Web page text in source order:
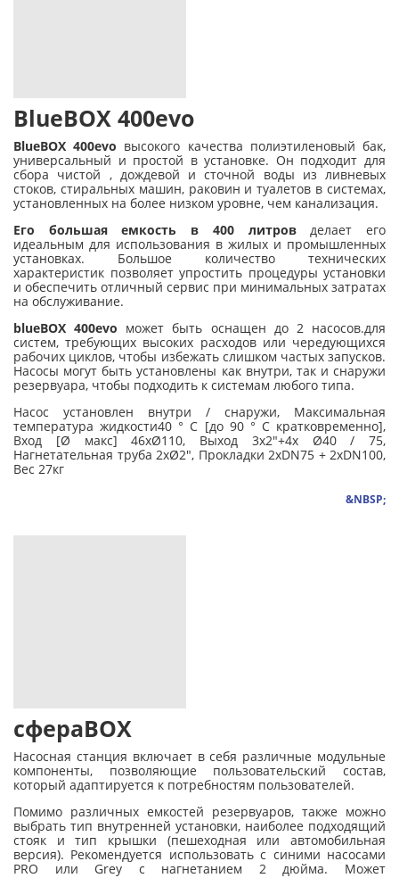
BlueBOX 400evo
BlueBOX 400evo высокого качества полиэтиленовый бак,
универсальный и простой в установке. Он подходит для
сбора чистой , дождевой и сточной воды из ливневых
стоков, стиральных машин, раковин и туалетов в системах,
установленных на более низком уровне, чем канализация.
Его большая емкость в 400 литровделает его
идеальным для использования в жилых и промышленных
установках. Большое количество технических
характеристик позволяет упростить процедуры установки
и обеспечить отличный сервис при минимальных затратах
на обслуживание.
blueBOX 400evo может быть оснащен до 2 насосов.для
систем, требующих высоких расходов или чередующихся
рабочих циклов, чтобы избежать слишком частых запусков.
Насосы могут быть установлены как внутри, так и снаружи
резервуара, чтобы подходить к системам любого типа.
Насос установлен внутри / снаружи, Максимальная
температура жидкости40 ° C [до 90 ° C кратковременно],
Вход [Ø макс] 46xØ110, Выход 3x2"+4x Ø40 / 75,
Нагнетательная труба 2xØ2", Прокладки 2xDN75 + 2xDN100,
Вес 27кг
&NBSP;
сфераBOX
Насосная станция включает в себя различные модульные
компоненты, позволяющие пользовательский состав,
который адаптируется к потребностям пользователей.
Помимо различных емкостей резервуаров, также можно
выбрать тип внутренней установки, наиболее подходящий
стояк и тип крышки (пешеходная или автомобильная
версия). Рекомендуется использовать с синими насосами
PRO или Grey с нагнетанием 2 дюйма. Может